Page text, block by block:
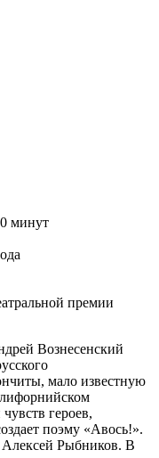
минут
премии
Вознесенский
мало известную
героев,
поэму «Авось!».
Алексей Рыбников. В